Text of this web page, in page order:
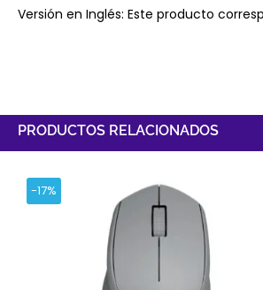
Versión en Inglés: Este producto
PRODUCTOS RELACIONADOS
-17%